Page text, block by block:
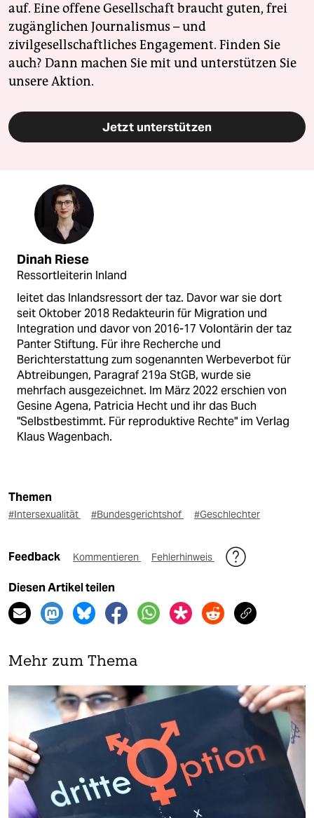
auf. Eine offene Gesellschaft braucht guten, frei
zugänglichen Journalismus – und
zivilgesellschaftliches Engagement. Finden Sie
auch? Dann machen Sie mit und unterstützen Sie
unsere Aktion.
Jetzt unterstützen
Dinah Riese
Ressortleiterin Inland
leitet das Inlandsressort der taz. Davor war sie dort
seit Oktober 2018 Redakteurin für Migration und
Integration und davor von 2016-17 Volontärin der taz
Panter Stiftung. Für ihre Recherche und
Berichterstattung zum sogenannten Werbeverbot für
Abtreibungen, Paragraf 219a StGB, wurde sie
mehrfach ausgezeichnet. Im März 2022 erschien von
Gesine Agena, Patricia Hecht und ihr das Buch
"Selbstbestimmt. Für reproduktive Rechte" im Verlag
Klaus Wagenbach.
Themen
#Intersexualität #Bundesgerichtshof #Geschlechter
Feedback Kommentieren Fehlerhinweis
Diesen Artikel teilen
Mehr zum Thema